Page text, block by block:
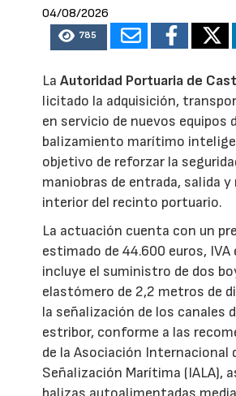
04/08/2026
785
LaAutoridad Portuaria de
licitado la adquisición,
en servicio de nuevos equipos
balizamiento marítimo
objetivo de reforzar la
maniobras de entrada, salida y
interior del recinto portuario.
La actuación cuenta con un
estimado de 44.600 euros, IVA
incluye el suministro de dos
elastómero de 2,2 metros de
la señalización de los canales
estribor, conforme a las
de la Asociación Internacional
Señalización Marítima (IALA),